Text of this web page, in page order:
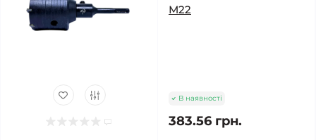
М22
В наявності
383.56 грн.